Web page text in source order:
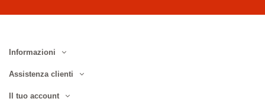
Informazioni
Assistenza clienti
Il tuo account